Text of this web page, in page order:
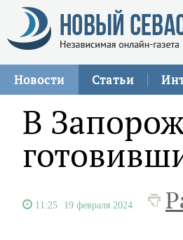
Новости Статьи
В
11:25 19 февраля 2024